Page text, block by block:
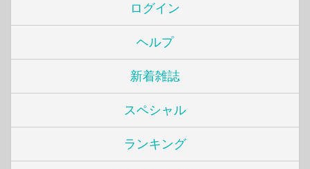
ログイン
ヘルプ
新着雑誌
スペシャル
ランキング